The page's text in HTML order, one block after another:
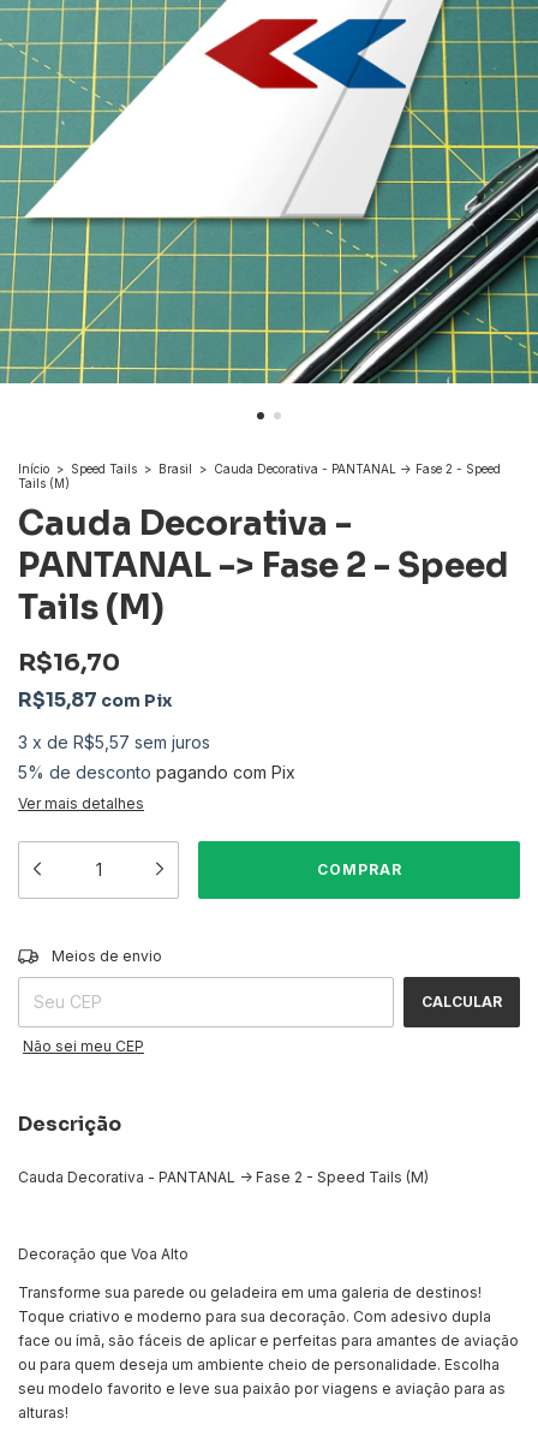
Início > Speed Tails > Brasil > Cauda Decorativa - PANTANAL -> Fase 2 - Speed
Tails (M)
Cauda Decorativa -
PANTANAL -> Fase 2 - Speed
Tails (M)
R$16,70
R$15,87 com Pix
3 x de R$5,57 sem juros
5% de desconto pagando com Pix
Ver mais detalhes
Entregas para o CEP:
Meios de envio
CALCULAR
Não sei meu CEP
Descrição
Cauda Decorativa - PANTANAL -> Fase 2 - Speed Tails (M)
Decoração que Voa Alto
Transforme sua parede ou geladeira em uma galeria de destinos!
Toque criativo e moderno para sua decoração. Com adesivo dupla
face ou ímã, são fáceis de aplicar e perfeitas para amantes de aviação
ou para quem deseja um ambiente cheio de personalidade. Escolha
seu modelo favorito e leve sua paixão por viagens e aviação para as
alturas!